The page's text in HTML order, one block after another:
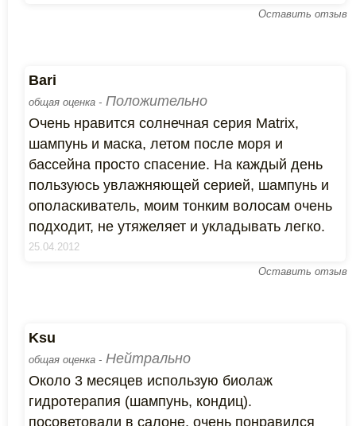
Оставить отзыв
Bari
общая оценка - Положительно
Очень нравится солнечная серия Matrix,
шампунь и маска, летом после моря и
бассейна просто спасение. На каждый день
пользуюсь увлажняющей серией, шампунь и
ополаскиватель, моим тонким волосам очень
подходит, не утяжеляет и укладывать легко.
25.04.2012
Оставить отзыв
Ksu
общая оценка - Нейтрально
Около 3 месяцев использую биолаж
гидротерапия (шампунь, кондиц).
посоветовали в салоне, очень понравился